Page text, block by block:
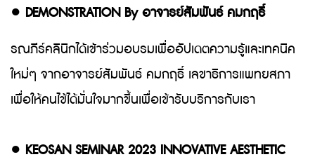
● DEMONSTRATION By อาจารย์สัมพันธ์ คมกฤธิ์
รณภีร์คลินิกได้เข้าร่วมอบรมเพื่ออัปเดตความรู้และเทคนิค
ใหม่ๆ จากอาจารย์สัมพันธ์ คมกฤธิ์ เลขาธิการแพทยสภา
เพื่อให้คนไข้ได้มั่นใจมากขึ้นเพื่อเข้ารับบริการกับเรา
● KEOSAN SEMINAR 2023 INNOVATIVE AESTHETIC